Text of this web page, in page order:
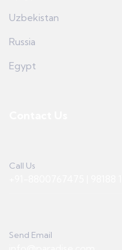
Uzbekistan
Russia
Egypt
Call Us
Send Email